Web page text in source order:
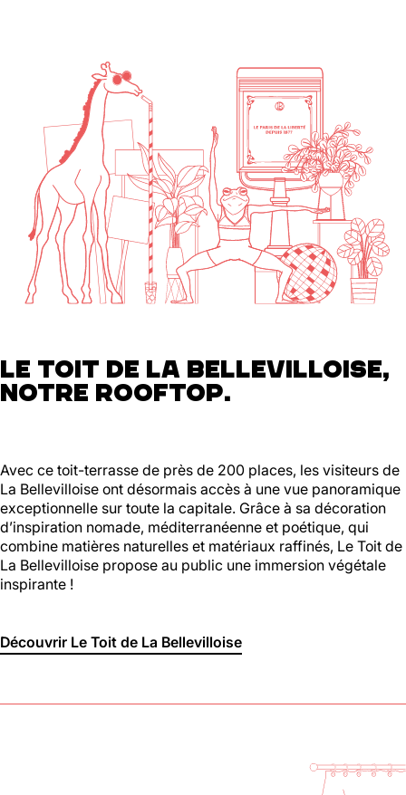
LE TOIT DE LA BELLEVILLOISE,
NOTRE ROOFTOP.
Avec ce toit-terrasse de près de 200 places, les visiteurs de
La Bellevilloise ont désormais accès à une vue panoramique
exceptionnelle sur toute la capitale. Grâce à sa décoration
d’inspiration nomade, méditerranéenne et poétique, qui
combine matières naturelles et matériaux raffinés, Le Toit de
La Bellevilloise propose au public une immersion végétale
inspirante !
Découvrir Le Toit de La Bellevilloise